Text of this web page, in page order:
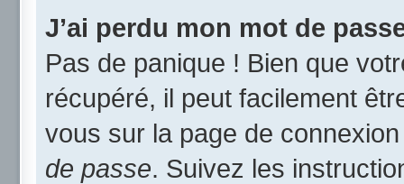
J’ai perdu mon mot de
Pas de panique ! Bien que
récupéré, il peut facilement
vous sur la page de
de passe. Suivez les